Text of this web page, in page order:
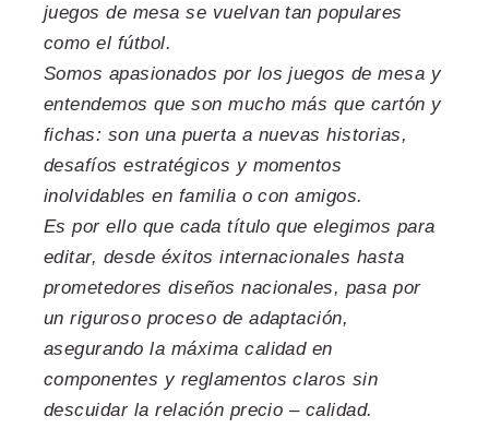
juegos de mesa se vuelvan tan populares
como el fútbol.
Somos apasionados por los juegos de mesa y
entendemos que son mucho más que cartón y
fichas: son una puerta a nuevas historias,
desafíos estratégicos y momentos
inolvidables en familia o con amigos.
Es por ello que cada título que elegimos para
editar, desde éxitos internacionales hasta
prometedores diseños nacionales, pasa por
un riguroso proceso de adaptación,
asegurando la máxima calidad en
componentes y reglamentos claros sin
descuidar la relación precio – calidad.